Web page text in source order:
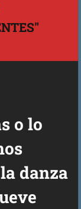
o lo
danza